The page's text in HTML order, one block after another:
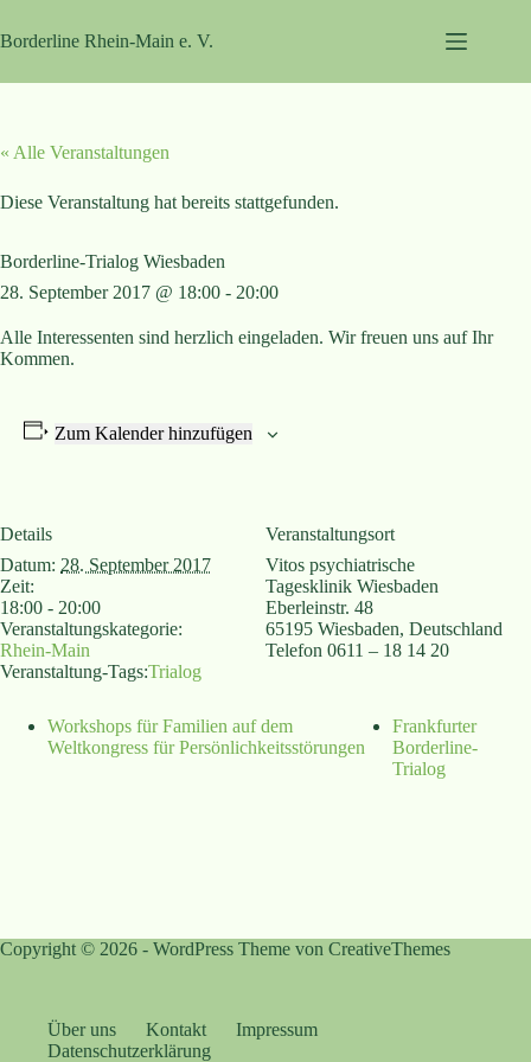
Inhalt
springen
Borderline Rhein-Main e. V.
« Alle Veranstaltungen
Diese Veranstaltung hat bereits stattgefunden.
Borderline-Trialog Wiesbaden
28. September 2017 @ 18:00 - 20:00
Alle Interessenten sind herzlich eingeladen. Wir freuen uns auf Ihr
Kommen.
Zum Kalender hinzufügen
Details
Datum: 28. September 2017
Zeit:
18:00 - 20:00
Veranstaltungskategorie:
Rhein-Main
Veranstaltung-Tags:Trialog
Veranstaltungsort
Vitos psychiatrische
Tagesklinik Wiesbaden
Eberleinstr. 48
65195 Wiesbaden, Deutschland
Telefon 0611 – 18 14 20
Workshops für Familien auf dem
Weltkongress für Persönlichkeitsstörungen
Frankfurter
Borderline-
Trialog
Copyright © 2026 - WordPress Theme von CreativeThemes
Über uns Kontakt
Impressum
Datenschutzerklärung